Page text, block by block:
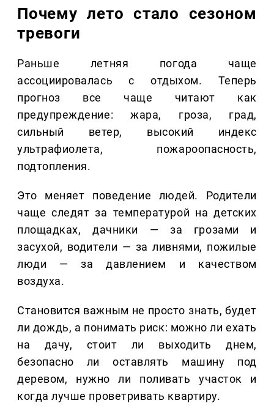
Почему лето стало сезоном
тревоги
Раньше летняя погода чаще
ассоциировалась с отдыхом. Теперь
прогноз все чаще читают как
предупреждение: жара, гроза, град,
сильный ветер, высокий индекс
ультрафиолета, пожароопасность,
подтопления.
Это меняет поведение людей. Родители
чаще следят за температурой на детских
площадках, дачники — за грозами и
засухой, водители — за ливнями, пожилые
люди — за давлением и качеством
воздуха.
Становится важным не просто знать, будет
ли дождь, а понимать риск: можно ли ехать
на дачу, стоит ли выходить днем,
безопасно ли оставлять машину под
деревом, нужно ли поливать участок и
когда лучше проветривать квартиру.